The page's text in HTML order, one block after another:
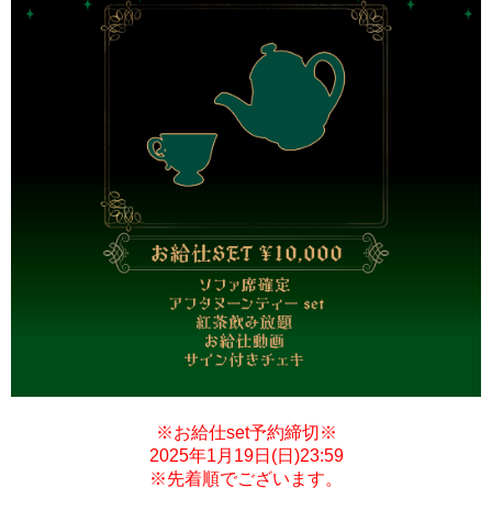
※お給仕set予約締切※
2025年1月19日(日)23:59
※先着順でございます。